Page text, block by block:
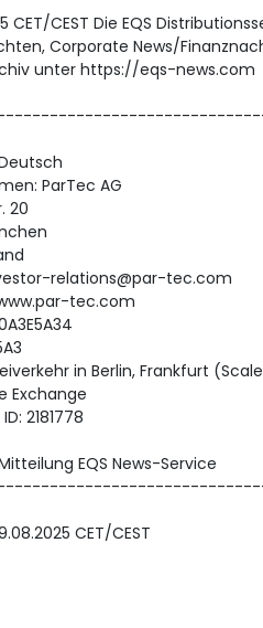
CET/CEST Die EQS
Corporate News/
unter https://eqs-news.com
ParTec AG
20
relations@par-tec.com
tec.com
in Berlin, Frankfurt
Exchange
2181778
EQS News-Service
CET/CEST